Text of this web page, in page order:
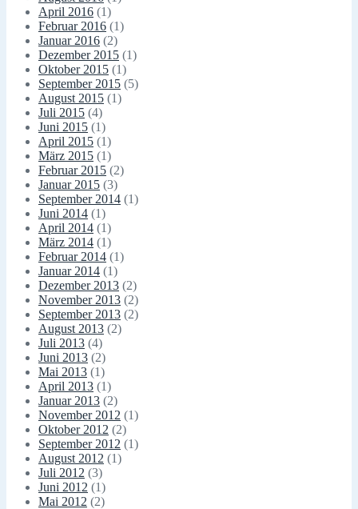
April 2016 (1)
Februar 2016 (1)
Januar 2016 (2)
Dezember 2015 (1)
Oktober 2015 (1)
September 2015 (5)
August 2015 (1)
Juli 2015 (4)
Juni 2015 (1)
April 2015 (1)
März 2015 (1)
Februar 2015 (2)
Januar 2015 (3)
September 2014 (1)
Juni 2014 (1)
April 2014 (1)
März 2014 (1)
Februar 2014 (1)
Januar 2014 (1)
Dezember 2013 (2)
November 2013 (2)
September 2013 (2)
August 2013 (2)
Juli 2013 (4)
Juni 2013 (2)
Mai 2013 (1)
April 2013 (1)
Januar 2013 (2)
November 2012 (1)
Oktober 2012 (2)
September 2012 (1)
August 2012 (1)
Juli 2012 (3)
Juni 2012 (1)
Mai 2012 (2)